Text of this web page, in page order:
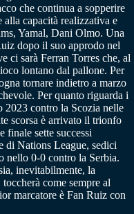
che continua a sopperire
alla capacità realizzativa e
Yamal, Dani Olmo. Una
dopo il suo approdo nel
ci sarà Ferran Torres che, al
lontano dal pallone. Per
tornare indietro a marzo
Per quanto riguarda i
2023 contro la Scozia nelle
scorsa è arrivato il trionfo
finale sette successi
di Nations League, sedici
nello 0-0 contro la Serbia.
inevitabilmente, la
come sempre al
marcatore è Fan Ruiz con